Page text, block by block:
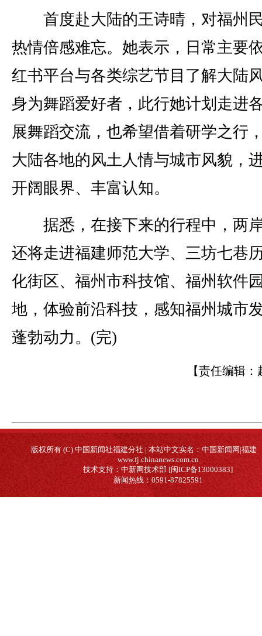
首度赴大陆的王诗晴，对福州
热情倍感难忘。她表示，日常主要
红书平台与各类综艺节目了解大陆
身为舞蹈爱好者，此行她计划走进
展舞蹈交流，也希望借着研学之行
大陆各地的风土人情与城市风貌，
开阔眼界、丰富认知。
据悉，在接下来的行程中，两
还将走进福建师范大学、三坊七巷
化街区、福州市科技馆、福州软件
地，体验前沿科技，感知福州城市
蓬勃动力。(完)
【责任编辑：
版权所有 (C) 中国新闻社福建分社 | 本站中文实名：中国新闻网|福建
www.fj.chinanews.com.cn
技术支持：中新网技术部 [闽ICP备13000383]
新闻热线：0591-87825591